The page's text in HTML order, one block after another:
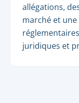
allégations,
marché et
juridiques et